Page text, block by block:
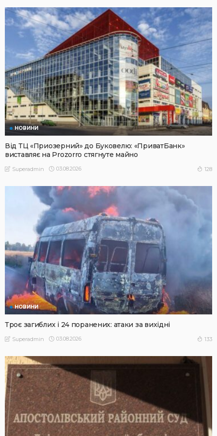
НОВИНИ
Від ТЦ «Приозерний» до Буковелю: «ПриватБанк»
виставляє на Prozorro стягнуте майно
Superadmin 03.08.2026 128
НОВИНИ
Троє загиблих і 24 поранених: атаки за вихідні
Superadmin 03.08.2026 133